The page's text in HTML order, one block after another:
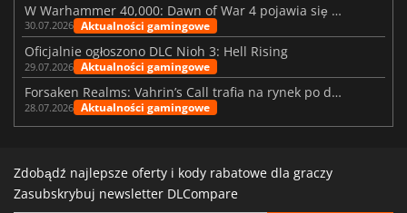
W Warhammer 40,000: Dawn of War 4 pojawia się frakcja Nekronów
30.07.2026 Aktualności gamingowe
Oficjalnie ogłoszono DLC Nioh 3: Hell Rising
29.07.2026 Aktualności gamingowe
Forsaken Realms: Vahrin’s Call trafia na rynek po dziesięciu latach prac
28.07.2026 Aktualności gamingowe
Zdobądź najlepsze oferty i kody rabatowe dla graczy
Zasubskrybuj newsletter DLCompare